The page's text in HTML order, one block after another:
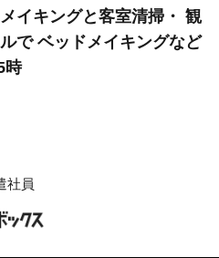
イキングと客室清掃・ 観
で ベッドメイキングなど
時
社員